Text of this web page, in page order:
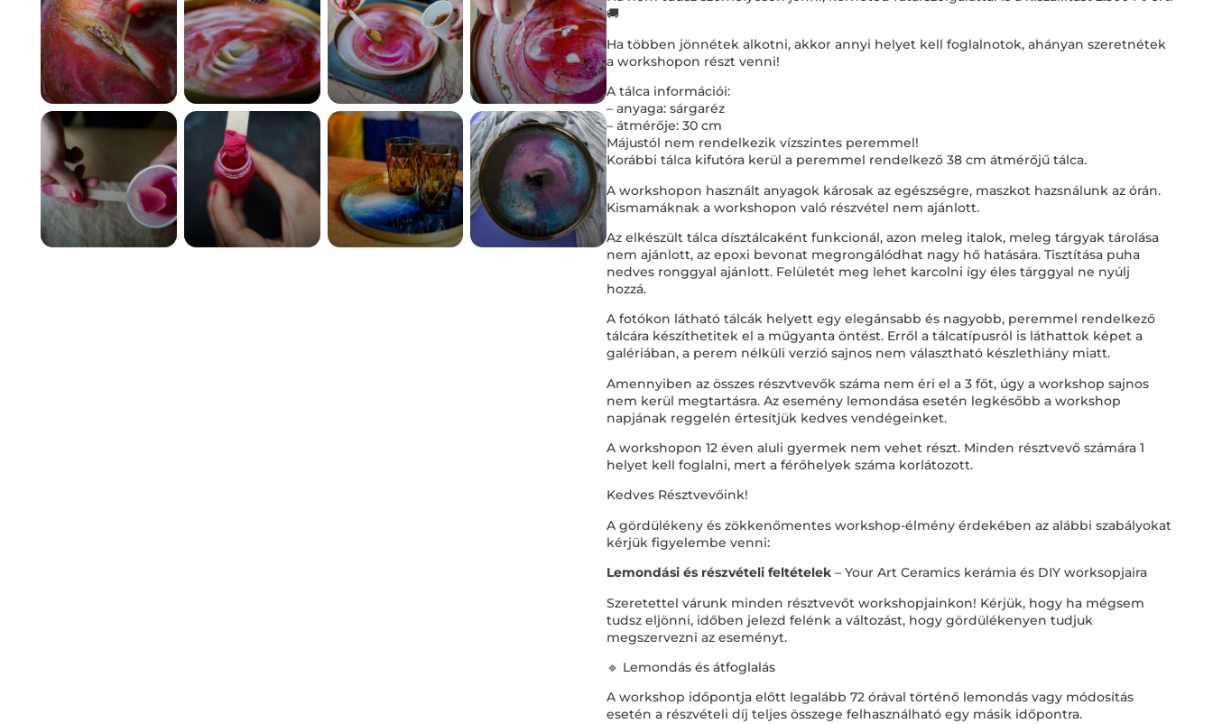
🚚
Ha többen jönnétek alkotni, akkor annyi helyet kell foglalnotok, ahányan szeretnétek
a workshopon részt venni!
A tálca információi:
– anyaga: sárgaréz
– átmérője: 30 cm
Májustól nem rendelkezik vízszintes peremmel!
Korábbi tálca kifutóra kerül a peremmel rendelkező 38 cm átmérőjű tálca.
A workshopon használt anyagok károsak az egészségre, maszkot hazsnálunk az órán.
Kismamáknak a workshopon való részvétel nem ajánlott.
Az elkészült tálca dísztálcaként funkcionál, azon meleg italok, meleg tárgyak tárolása
nem ajánlott, az epoxi bevonat megrongálódhat nagy hő hatására. Tisztítása puha
nedves ronggyal ajánlott. Felületét meg lehet karcolni így éles tárggyal ne nyúlj
hozzá.
A fotókon látható tálcák helyett egy elegánsabb és nagyobb, peremmel rendelkező
tálcára készíthetitek el a műgyanta öntést. Erről a tálcatípusról is láthattok képet a
galériában, a perem nélküli verzió sajnos nem választható készlethiány miatt.
Amennyiben az összes részvtvevők száma nem éri el a 3 főt, úgy a workshop sajnos
nem kerül megtartásra. Az esemény lemondása esetén legkésőbb a workshop
napjának reggelén értesítjük kedves vendégeinket.
A workshopon 12 éven aluli gyermek nem vehet részt. Minden résztvevő számára 1
helyet kell foglalni, mert a férőhelyek száma korlátozott.
Kedves Résztvevőink!
A gördülékeny és zökkenőmentes workshop-élmény érdekében az alábbi szabályokat
kérjük figyelembe venni:
Lemondási és részvételi feltételek – Your Art Ceramics kerámia és DIY worksopjaira
Szeretettel várunk minden résztvevőt workshopjainkon! Kérjük, hogy ha mégsem
tudsz eljönni, időben jelezd felénk a változást, hogy gördülékenyen tudjuk
megszervezni az eseményt.
🔹 Lemondás és átfoglalás
A workshop időpontja előtt legalább 72 órával történő lemondás vagy módosítás
esetén a részvételi díj teljes összege felhasználható egy másik időpontra.